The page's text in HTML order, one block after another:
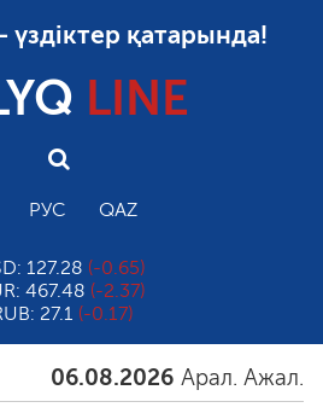
қатарында!
LINE
РУС QAZ
127.28 (-0.65)
467.48 (-2.37)
27.1 (-0.17)
06.08.2026 Арал. Ажал.